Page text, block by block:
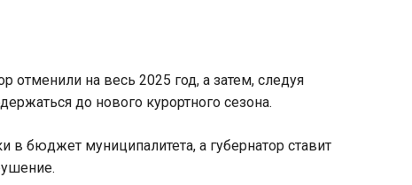
на весь 2025 год, а затем, следуя
до нового курортного сезона.
в бюджет муниципалитета, а губернатор ставит